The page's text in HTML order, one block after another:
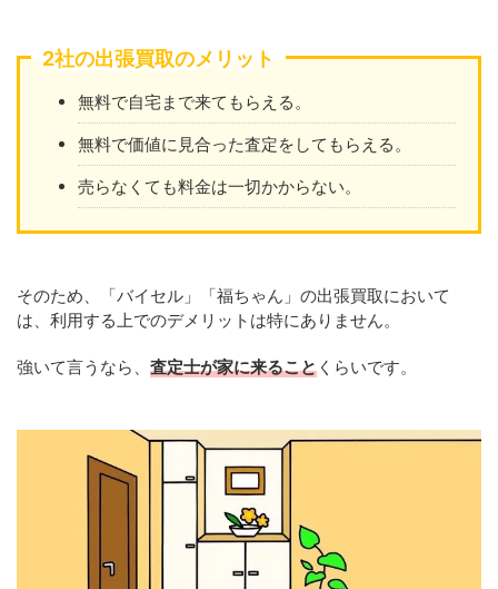
2社の出張買取のメリット
無料で自宅まで来てもらえる。
無料で価値に見合った査定をしてもらえる。
売らなくても料金は一切かからない。
そのため、「バイセル」「福ちゃん」の出張買取において
は、利用する上でのデメリットは特にありません。
強いて言うなら、 査定士が家に来ること くらいです。